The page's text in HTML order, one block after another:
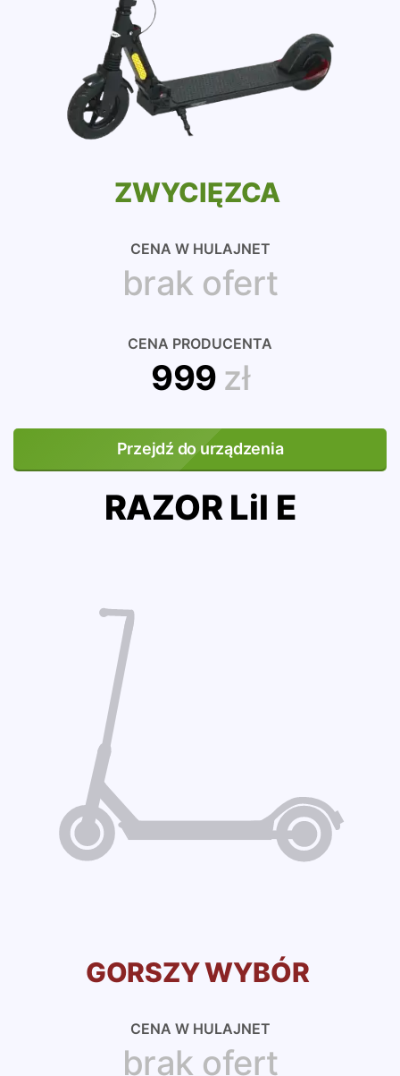
ZWYCIĘZCA
CENA W HULAJNET
brak ofert
CENA PRODUCENTA
999 zł
Przejdź do urządzenia
RAZOR Lil E
GORSZY WYBÓR
CENA W HULAJNET
brak ofert